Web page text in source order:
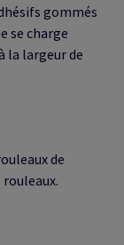
gommés
se charge
la largeur de
de